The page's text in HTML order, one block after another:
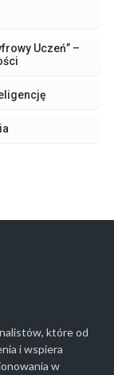
Uczeń” –
które od
i wspiera
w